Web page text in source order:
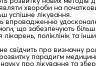
хвороби на
успішне лікування.
впровадженню
що забезпечують
поліклінік та
свідчить про визначну
парадигм
про лікування та